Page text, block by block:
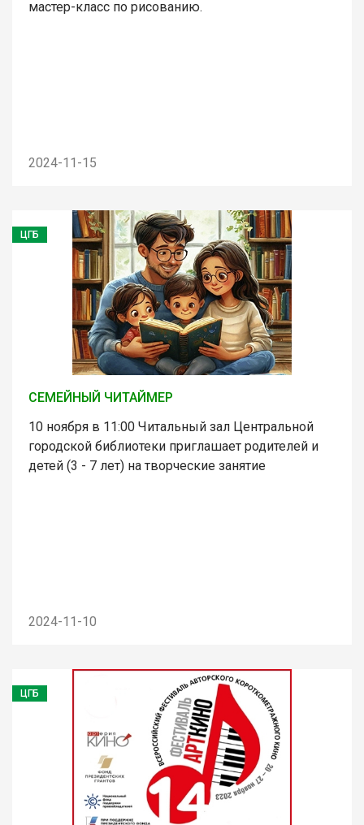
мастер-класс по рисованию.
2024-11-15
ЦГБ
СЕМЕЙНЫЙ ЧИТАЙМЕР
10 ноября в 11:00 Читальный зал Центральной
городской библиотеки приглашает родителей и
детей (3 - 7 лет) на творческие занятие
2024-11-10
ЦГБ